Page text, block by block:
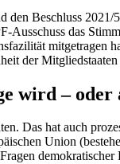
den Beschluss 2021/
das
mitgetragen
der
wird – oder
Das hat auch
Union